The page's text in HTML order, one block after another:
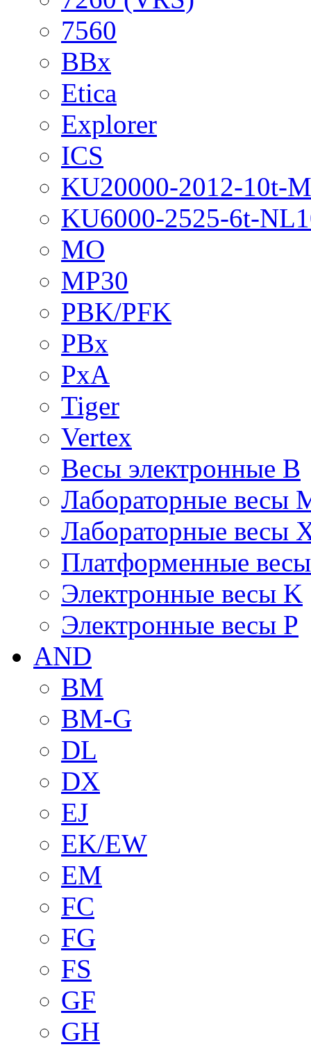
7560
BBx
Etica
Explorer
ICS
KU20000-2012-10t-
KU6000-2525-6t-
MO
MP30
PBK/PFK
PBx
PxA
Tiger
Vertex
Весы электронные B
Лабораторные весы
Лабораторные весы
Платформенные
Электронные весы K
Электронные весы P
AND
BM
BM-G
DL
DX
EJ
EK/EW
EM
FC
FG
FS
GF
GH